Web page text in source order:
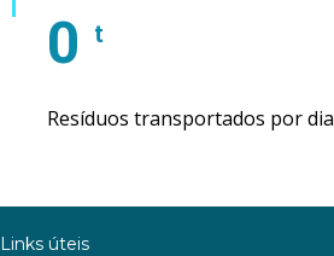
0 t
Resíduos transportados por dia
Links úteis